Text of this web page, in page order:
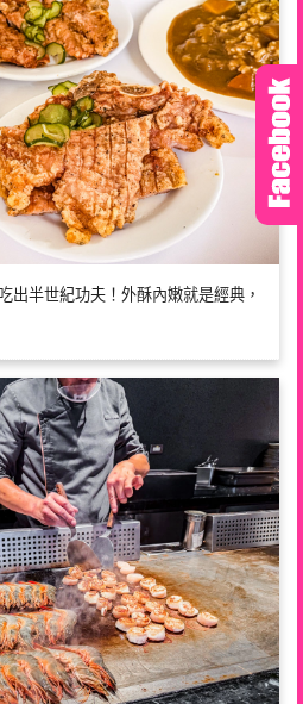
出半世紀功夫！外酥內嫩就是經典，